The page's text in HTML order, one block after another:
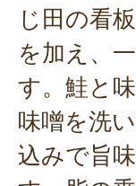
じ田の看
を加え、
す。鮭と
味噌を洗
込みで旨